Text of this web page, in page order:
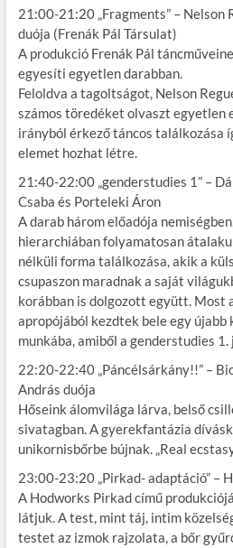
21:00-21:20 „Fragments” – Nelson
duója (Frenák Pál Társulat)
A produkció Frenák Pál
egyesíti egyetlen darabban.
Feloldva a tagoltságot, Nelson
számos töredéket olvaszt egyetlen
irányból érkező táncos találkozása
elemet hozhat létre.
21:40-22:00 „genderstudies 1” –
Csaba és Porteleki Áron
A darab három előadója
hierarchiában folyamatosan
nélküli forma találkozása, akik a
csupaszon maradnak a saját
korábban is dolgozott együtt. Most
apropójából kezdtek bele egy újabb
munkába, amiből a genderstudies
22:20-22:40 „Páncélsárkány!!” –
András duója
Hőseink álomvilága lárva, belső
sivatagban. A gyerekfantázia
unikornisbőrbe bújnak. „Real
23:00-23:20 „Pirkad- adaptáció” –
A Hodworks Pirkad című
látjuk. A test, mint táj, intim
testet az izmok rajzolata, a bőr